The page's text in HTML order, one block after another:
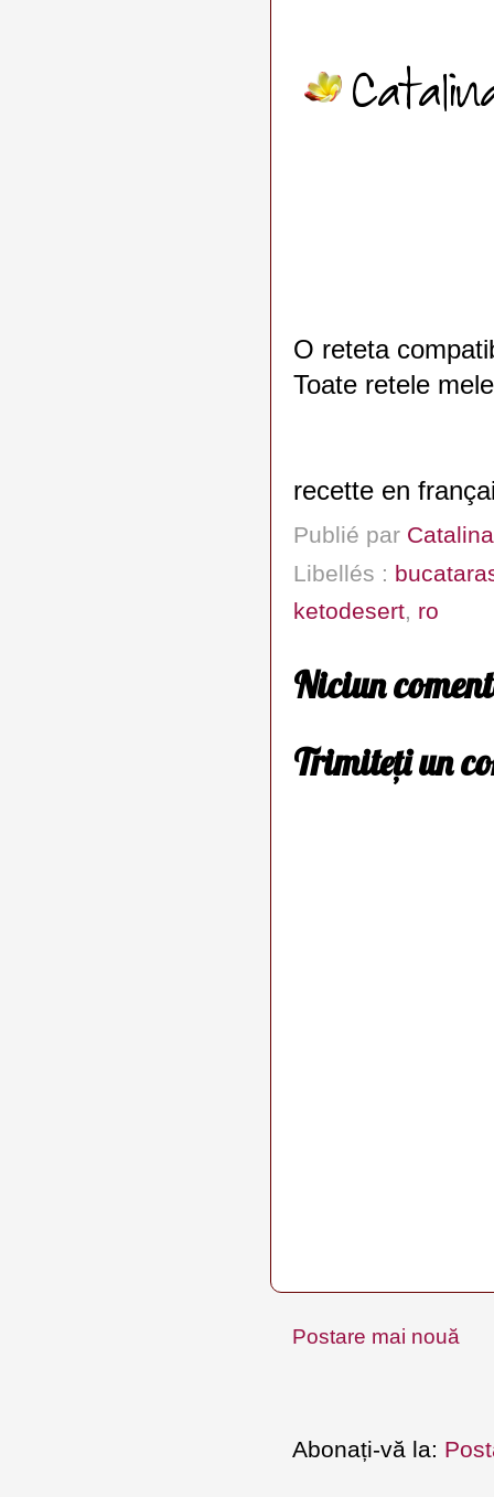
O reteta
Toate retele
recette en
Publié par Catalina
Libellés :
ketodesert, ro
Niciun
Trimiteți un
Postare mai nouă
Abonați-vă la: